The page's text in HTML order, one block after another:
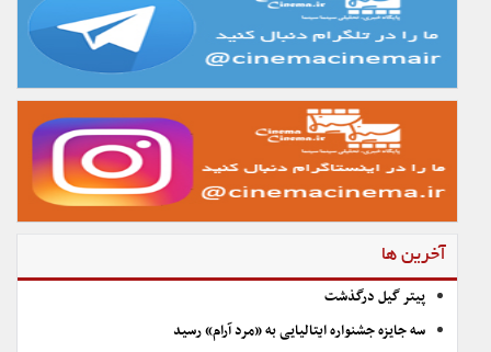
آخرین ها
پیتر گیل درگذشت
سه جایزه جشنواره ایتالیایی به «مرد آرام» رسید